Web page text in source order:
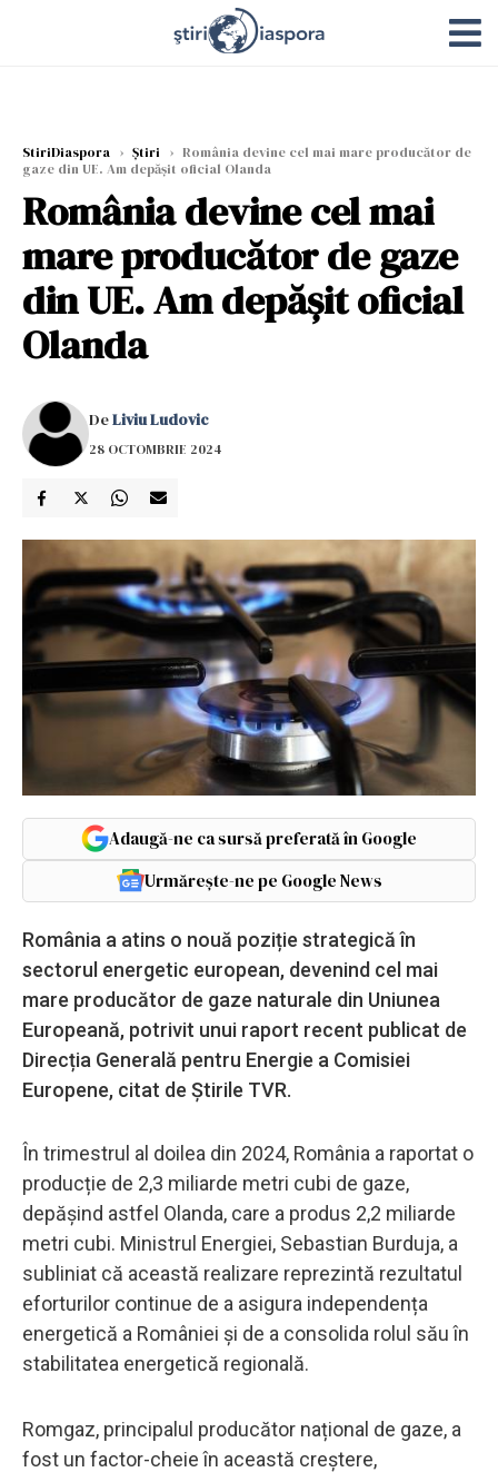
StiriDiaspora › Știri › România devine cel mai mare producător de
gaze din UE. Am depășit oficial Olanda
România devine cel mai
mare producător de gaze
din UE. Am depășit oficial
Olanda
DeLiviu Ludovic
28 OCTOMBRIE 2024
Adaugă-ne ca sursă preferată în Google
Urmărește-ne pe Google News
România a atins o nouă poziție strategică în
sectorul energetic european, devenind cel mai
mare producător de gaze naturale din Uniunea
Europeană, potrivit unui raport recent publicat de
Direcția Generală pentru Energie a Comisiei
Europene, citat de Știrile TVR.
În trimestrul al doilea din 2024, România a raportat o
producție de 2,3 miliarde metri cubi de gaze,
depășind astfel Olanda, care a produs 2,2 miliarde
metri cubi. Ministrul Energiei, Sebastian Burduja, a
subliniat că această realizare reprezintă rezultatul
eforturilor continue de a asigura independența
energetică a României și de a consolida rolul său în
stabilitatea energetică regională.
Romgaz, principalul producător național de gaze, a
fost un factor-cheie în această creștere,